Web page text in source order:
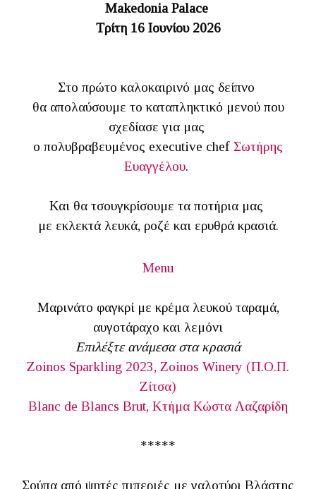
Makedonia Palace
Τρίτη 16 Ιουνίου 2026
Στο πρώτο καλοκαιρινό μας δείπνο
θα απολαύσουμε το καταπληκτικό μενού που
σχεδίασε για μας
ο πολυβραβευμένος executive chef Σωτήρης
Ευαγγέλου.
Και θα τσουγκρίσουμε τα ποτήρια μας
με εκλεκτά λευκά, ροζέ και ερυθρά κρασιά.
Menu
Μαρινάτο φαγκρί με κρέμα λευκού ταραμά,
αυγοτάραχο και λεμόνι
Επιλέξτε ανάμεσα στα κρασιά
Zoinos Sparkling 2023, Zoinos Winery (Π.Ο.Π.
Ζίτσα)
Blanc de Blancs Brut, Κτήμα Κώστα Λαζαρίδη
*****
Σούπα από ψητές πιπεριές με γαλοτύρι Βλάστης